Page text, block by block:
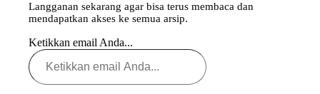
Langganan sekarang agar bisa terus membaca dan
mendapatkan akses ke semua arsip.
Ketikkan email Anda...